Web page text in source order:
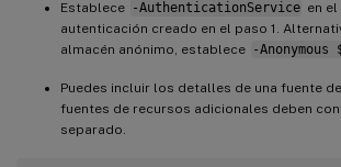
Establece -AuthenticationService en
autenticación creado en el paso 1.
almacén anónimo, establece -Anonymous
Puedes incluir los detalles de una fuente
fuentes de recursos adicionales deben
separado.